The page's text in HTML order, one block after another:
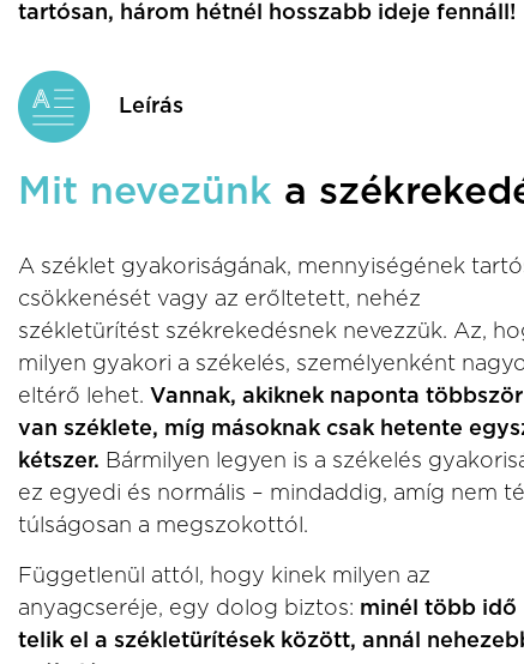
tartósan, három hétnél hosszabb ideje fennáll!
Leírás
Mit nevezünk a
A széklet gyakoriságának, mennyiségének
csökkenését vagy az erőltetett, nehéz
székletürítést székrekedésnek nevezzük. Az,
milyen gyakori a székelés, személyenként
eltérő lehet. Vannak, akiknek naponta többször
van széklete, míg másoknak csak hetente
kétszer. Bármilyen legyen is a székelés
ez egyedi és normális – mindaddig, amíg nem
túlságosan a megszokottól.
Függetlenül attól, hogy kinek milyen az
anyagcseréje, egy dolog biztos: minél több idő
telik el a székletürítések között, annál